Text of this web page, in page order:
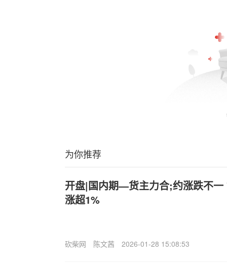
为你推荐
开盘|国内期—货主力合;约涨跌不一
涨超1%
砍柴网 陈文茜 2026-01-28 15:08:53